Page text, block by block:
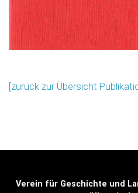
[zurück zur Übersicht
Verein für Geschichte und